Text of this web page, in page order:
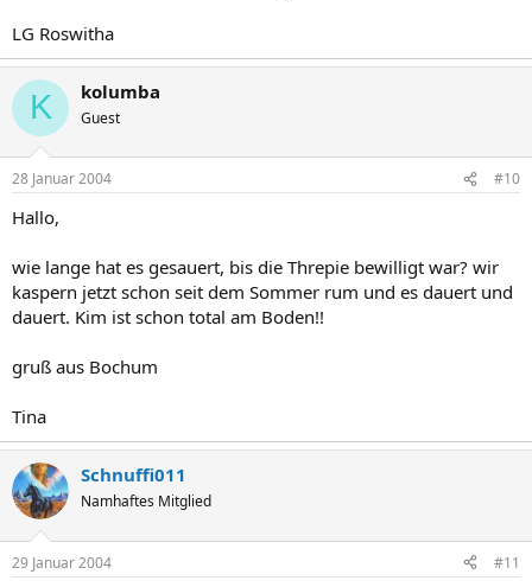
LG Roswitha
K kolumba
Guest
28 Januar 2004 #10
Hallo,
wie lange hat es gesauert, bis die Threpie bewilligt war? wir
kaspern jetzt schon seit dem Sommer rum und es dauert und
dauert. Kim ist schon total am Boden!!
gruß aus Bochum
Tina
Schnuffi011
Namhaftes Mitglied
29 Januar 2004 #11